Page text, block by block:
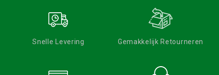
Snelle Levering Gemakkelijk Retourneren